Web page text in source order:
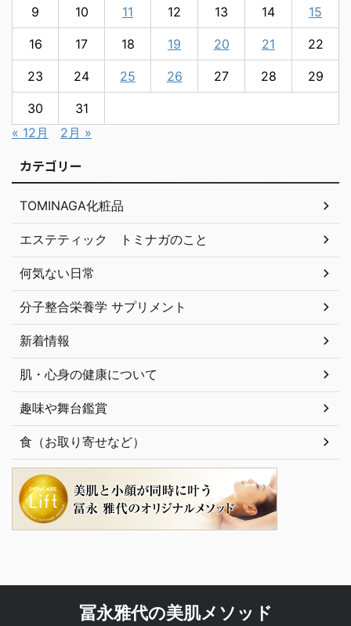
9 10 11 12 13 14 15
16 17 18 19 20 21 22
23 24 25 26 27 28 29
30
31
« 12月
2月 »
カテゴリー
TOMINAGA化粧品
エステティック トミナガのこと
何気ない日常
分子整合栄養学 サプリメント
新着情報
肌・心身の健康について
趣味や舞台鑑賞
食（お取り寄せなど）
冨永雅代の美肌メソッド